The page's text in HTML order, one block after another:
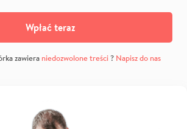
Wpłać teraz
zawiera niedozwolone treści? Napisz do nas